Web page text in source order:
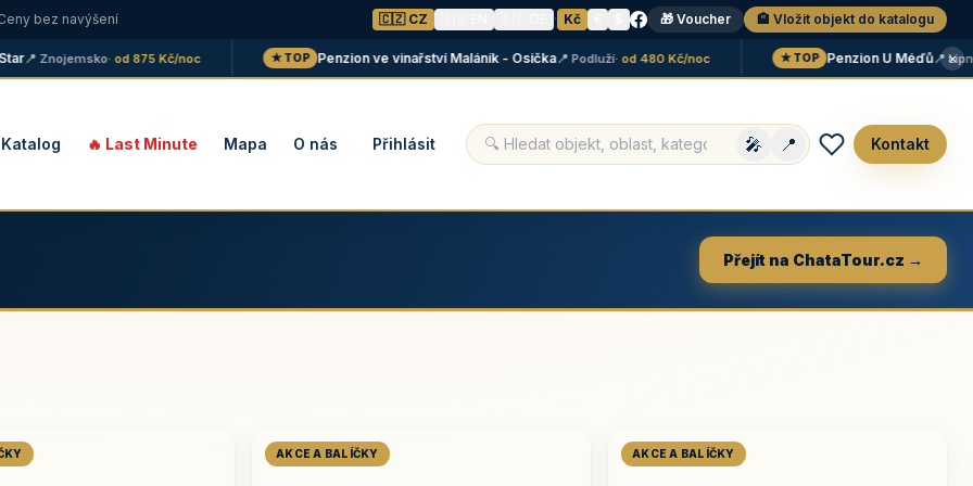
bez navýšení 🇨🇿 CZ · Kč 🎁 Voucher 🏨 Vložit objekt do katalogu
Znojemsko· od 875 Kč/noc ★ TOP Penzion ve vinařství Maláník - Osička📍 Podluží· od 480 Kč/noc ★ TOP Penzion U Méďů📍 Lipno·
×
Katalog 🔥 Last Minute Mapa O nás Přihlásit 🎤 📍 Kontakt
Přejít na ChataTour.cz →
AKCE A BALÍČKY AKCE A BALÍČKY